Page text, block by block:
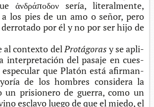
ἀνδράποδον sería, lite­ral­men­te,
los pies de un amo o señor, pero
por él y no por ser hijo de
al con­tex­to delProtágorasy se apli­
inter­pre­ta­ción del pasa­je en cues­
que Pla­tón está afir­man­
de los hom­bres con­si­de­ra la
un pri­sio­ne­ro de gue­rra, como un
escla­vo luego de que el miedo, el